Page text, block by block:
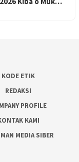
KODE ETIK
REDAKSI
PROFILE
KAMI
MEDIA SIBER